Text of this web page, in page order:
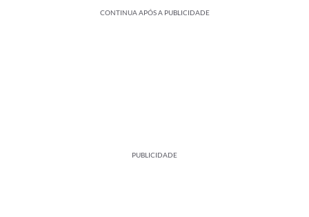
CONTINUA APÓS A PUBLICIDADE
PUBLICIDADE